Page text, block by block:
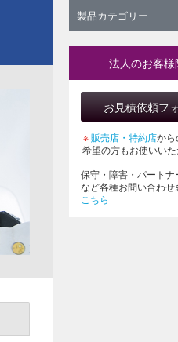
製品カテゴリー
法人のお客様
お見積依頼フ
※販売店・特約店から
希望の方もお使いいた
保守・障害・パートナ
など各種お問い合わせ
こちら